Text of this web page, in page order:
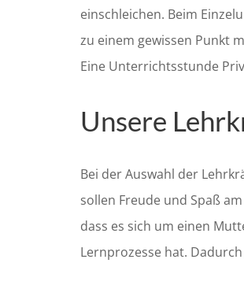
einschleichen. Beim
zu einem gewissen Punkt
Eine Unterrichtsstunde
Unsere
Bei der Auswahl der
sollen Freude und Spaß
dass es sich um einen
Lernprozesse hat.